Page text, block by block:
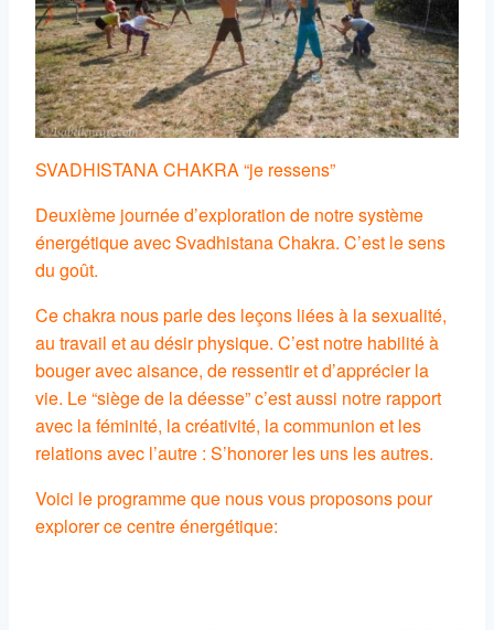
SVADHISTANA CHAKRA “je ressens”
Deuxième journée d’exploration de notre système
énergétique avec Svadhistana Chakra. C’est le sens
du goût.
Ce chakra nous parle des leçons liées à la sexualité,
au travail et au désir physique. C’est notre habilité à
bouger avec aisance, de ressentir et d’apprécier la
vie. Le “siège de la déesse” c’est aussi notre rapport
avec la féminité, la créativité, la communion et les
relations avec l’autre : S’honorer les uns les autres.
Voici le programme que nous vous proposons pour
explorer ce centre énergétique: